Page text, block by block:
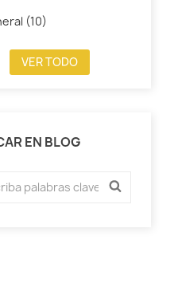
(10)
VER TODO
EN BLOG